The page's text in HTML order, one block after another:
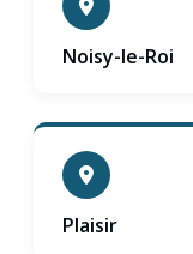
Noisy-le-Roi
Plaisir